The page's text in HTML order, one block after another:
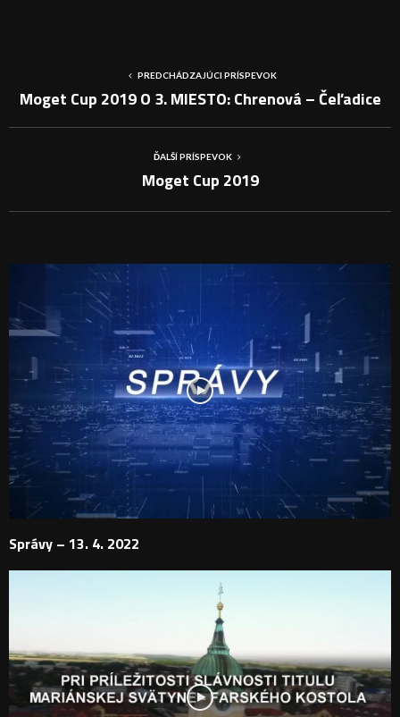
PREDCHÁDZAJÚCI PRÍSPEVOK
Moget Cup 2019 O 3. MIESTO: Chrenová – Čeľadice
ĎALŠÍ PRÍSPEVOK
Moget Cup 2019
Správy – 13. 4. 2022